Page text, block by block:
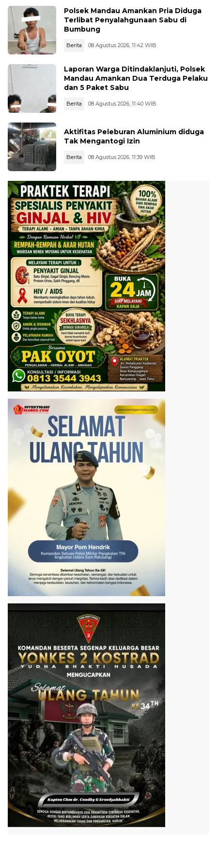
Polsek Mandau Amankan Pria Diduga
Terlibat Penyalahgunaan Sabu di
Bumbung
Berita 08 Agustus 2026, 11:42 WIB
Laporan Warga Ditindaklanjuti, Polsek
Mandau Amankan Dua Terduga Pelaku
dan 5 Paket Sabu
Berita 08 Agustus 2026, 11:40 WIB
Aktifitas Peleburan Aluminium diduga
Tak Mengantogi Izin
Berita 08 Agustus 2026, 11:39 WIB